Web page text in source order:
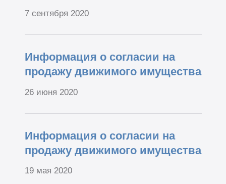
7 сентября 2020
Информация о согласии на
продажу движимого имущества
26 июня 2020
Информация о согласии на
продажу движимого имущества
19 мая 2020